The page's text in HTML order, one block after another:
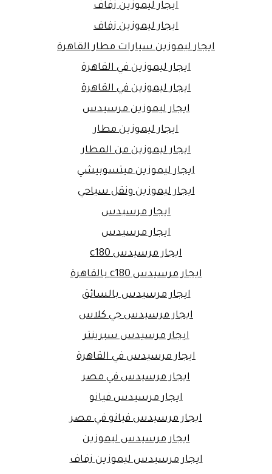
ايجار ليموزين زفاف
ايجار ليموزين زفاف
ايجار ليموزين سيارات مطار القاهرة
ايجار ليموزين في القاهرة
ايجار ليموزين في القاهرة
ايجار ليموزين مرسيدس
ايجار ليموزين مطار
ايجار ليموزين من المطار
ايجار ليموزين ميتسوبيشي
ايجار ليموزين ونقل سياحي
ايجار مرسيدس
ايجار مرسيدس
ايجار مرسيدس c180
ايجار مرسيدس c180 بالقاهرة
ايجار مرسيدس بالسائق
ايجار مرسيدس جي كلاس
ايجار مرسيدس سبرينتر
ايجار مرسيدس في القاهرة
ايجار مرسيدس في مصر
ايجار مرسيدس فيانو
ايجار مرسيدس فيانو في مصر
ايجار مرسيدس ليموزين
ايجار مرسيدس ليموزين زفاف